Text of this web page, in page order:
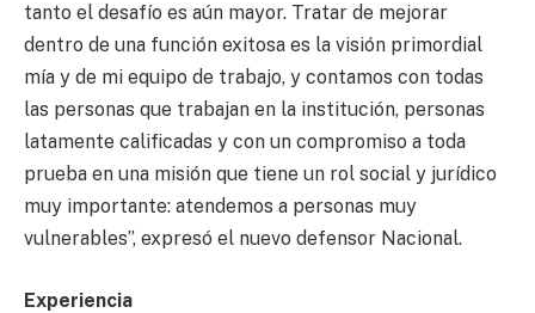
tanto el desafío es aún mayor. Tratar de mejorar
dentro de una función exitosa es la visión primordial
mía y de mi equipo de trabajo, y contamos con todas
las personas que trabajan en la institución, personas
latamente calificadas y con un compromiso a toda
prueba en una misión que tiene un rol social y jurídico
muy importante: atendemos a personas muy
vulnerables”, expresó el nuevo defensor Nacional.
Experiencia